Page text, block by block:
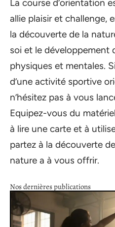
La course d’orientation
allie plaisir et challenge,
la découverte de la
soi et le développement
physiques et mentales.
d’une activité sportive
n’hésitez pas à vous
Equipez-vous du
à lire une carte et à
partez à la découverte
nature a à vous offrir.
Nos dernières publications